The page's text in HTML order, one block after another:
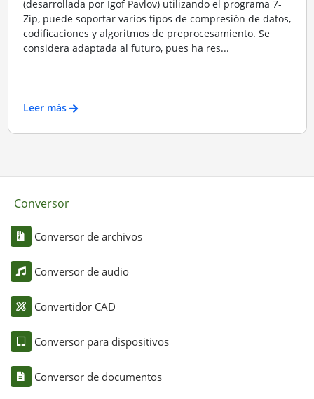
(desarrollada por Igof Pavlov) utilizando el programa 7-
Zip, puede soportar varios tipos de compresión de datos,
codificaciones y algoritmos de preprocesamiento. Se
considera adaptada al futuro, pues ha res...
Leer más
Conversor
Conversor de archivos
Conversor de audio
Convertidor CAD
Conversor para dispositivos
Conversor de documentos